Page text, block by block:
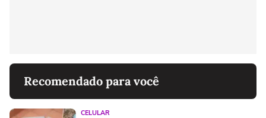
Recomendado para você
CELULAR